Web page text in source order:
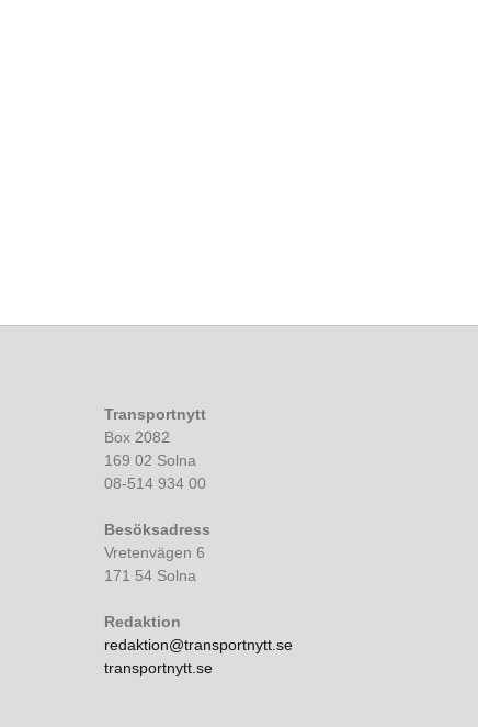
Transportnytt
Box 2082
169 02 Solna
08-514 934 00
Besöksadress
Vretenvägen 6
171 54 Solna
Redaktion
redaktion@transportnytt.se
transportnytt.se